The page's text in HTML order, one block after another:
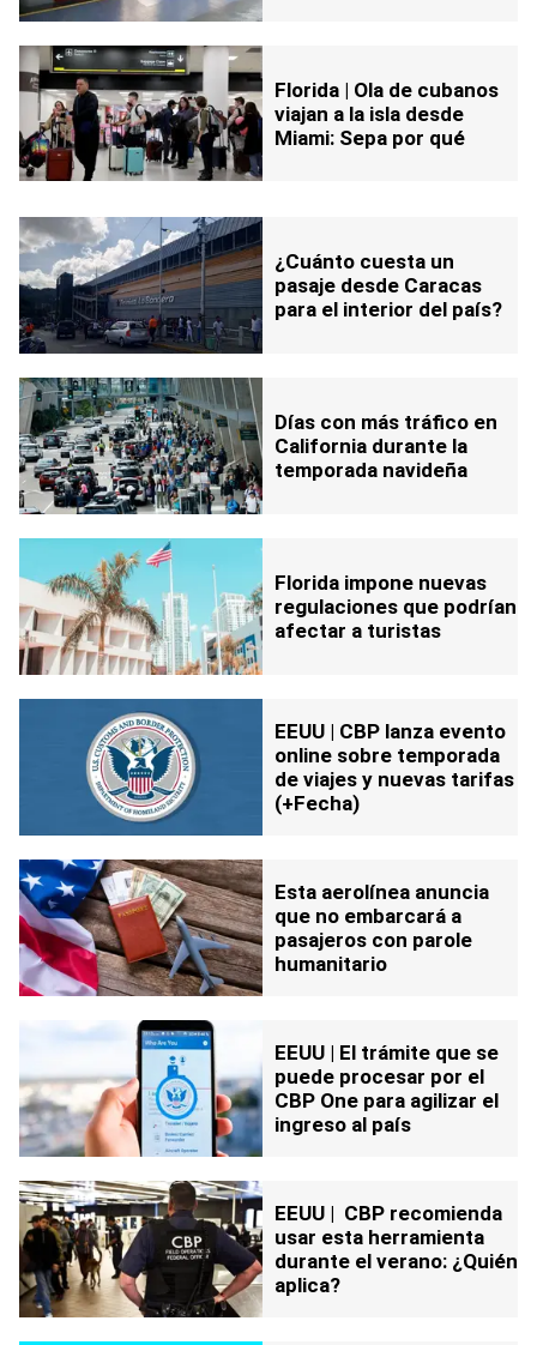
Florida | Ola de cubanos
viajan a la isla desde
Miami: Sepa por qué
¿Cuánto cuesta un
pasaje desde Caracas
para el interior del país?
Días con más tráfico en
California durante la
temporada navideña
Florida impone nuevas
regulaciones que podrían
afectar a turistas
EEUU | CBP lanza evento
online sobre temporada
de viajes y nuevas tarifas
(+Fecha)
Esta aerolínea anuncia
que no embarcará a
pasajeros con parole
humanitario
EEUU | El trámite que se
puede procesar por el
CBP One para agilizar el
ingreso al país
EEUU | CBP recomienda
usar esta herramienta
durante el verano: ¿Quién
aplica?